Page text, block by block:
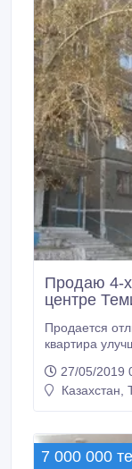
Продаю 4-х
центре
Продается отличная , большая
квартира
) ! В самом
27/05/2019
Казахстан,
7 000 000